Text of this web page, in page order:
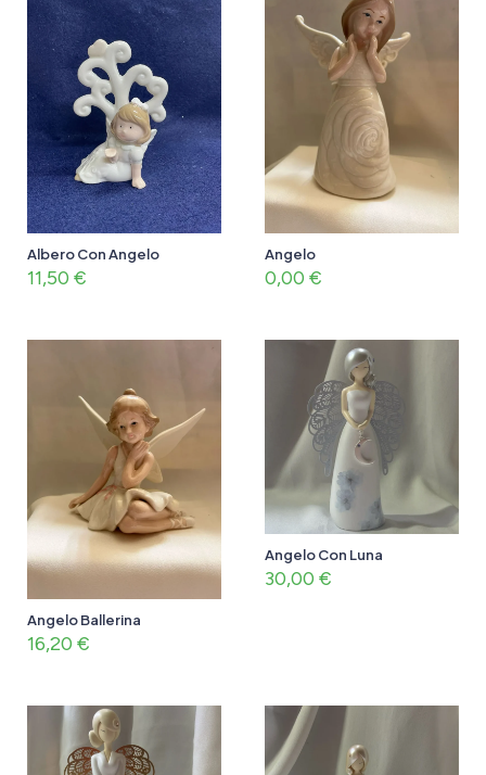
Albero Con Angelo
11,50 €
Angelo
0,00 €
Angelo Ballerina
16,20 €
Angelo Con Luna
30,00 €